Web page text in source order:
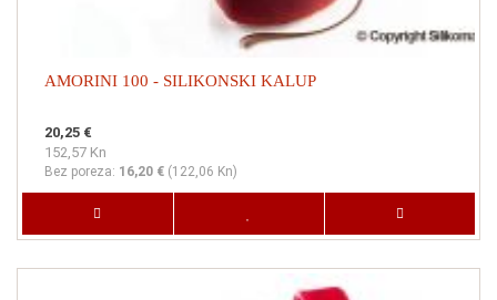
AMORINI 100 - SILIKONSKI KALUP
20,25 €
152,57 Kn
Bez poreza: 16,20 € (122,06 Kn)